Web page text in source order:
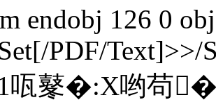
endobj 126 0 obj
PDF/Text]>>/
咓鼕�:X哟苟